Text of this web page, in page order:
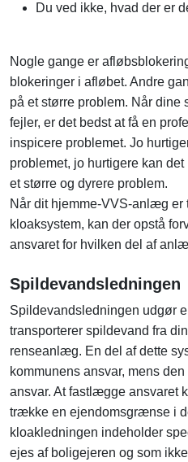
Du ved ikke, hvad der er
Nogle gange er
blokeringer i afløbet. Andre
på et større problem. Når dine
fejler, er det bedst at få en
inspicere problemet. Jo
problemet, jo hurtigere kan
et større og dyrere problem.
Når dit hjemme-VVS-anlæg er
kloaksystem, kan der opstå
ansvaret for hvilken del af
Spildevandsledningen
Spildevandsledningen udgør
transporterer spildevand fra
renseanlæg. En del af dette
kommunens ansvar, mens
ansvar. At fastlægge ansvaret
trække en ejendomsgrænse i
kloakledningen indeholder
ejes af boligejeren og som